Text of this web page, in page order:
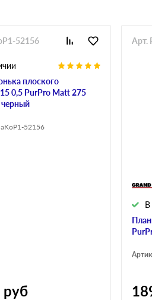
плоского
0,5 PurPro Matt 275
черный
52156
52156
руб
В
Арт.